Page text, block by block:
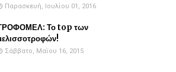
Παρασκευή, Ιουλίου 01, 2016
Το top των
Σάββατο, Μαΐου 16, 2015